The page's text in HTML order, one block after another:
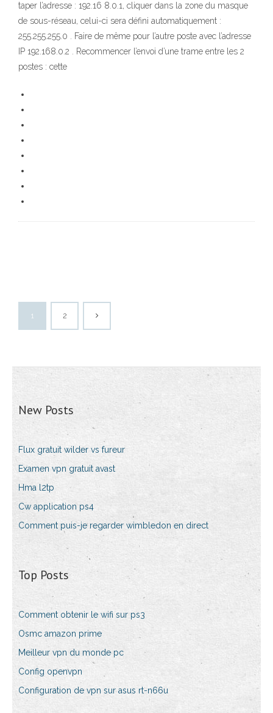
taper l’adresse : 192.16 8.0.1, cliquer dans la zone du masque
de sous-réseau, celui-ci sera défini automatiquement :
255.255.255.0 . Faire de même pour l’autre poste avec l’adresse
IP 192.168.0.2 . Recommencer l’envoi d’une trame entre les 2
postes : cette
1 2
New Posts
Flux gratuit wilder vs fureur
Examen vpn gratuit avast
Hma l2tp
Cw application ps4
Comment puis-je regarder wimbledon en direct
Top Posts
Comment obtenir le wifi sur ps3
Osmc amazon prime
Meilleur vpn du monde pc
Config openvpn
Configuration de vpn sur asus rt-n66u